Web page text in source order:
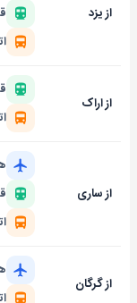
از یزد
از اراک
از ساری
از گرگان